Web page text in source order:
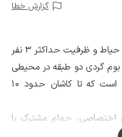
گزارش خطا
این اتاق 17متری مستر با ایوان اختصاصی به سمت حیاط و ظرفیت حداکثر 3 نفر
اقامتگاه بوم گردی دو طبقه در محیطی
آرام در نزدیک شهر زیرزمینی نوش آباد واقع شده است که تا کاشان حدود 10
اختصاصی، حمام مشترک با